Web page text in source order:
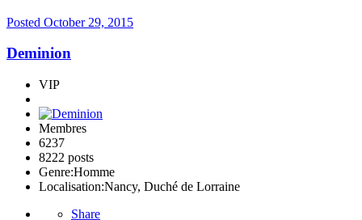
Posted October 29, 2015
Deminion
VIP
Membres
6237
8222 posts
Genre:Homme
Localisation:Nancy, Duché de Lorraine
Share